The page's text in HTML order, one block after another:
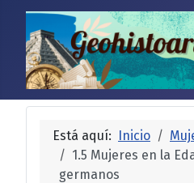
Está aquí: Inicio
1.5 Mujeres en la
germanos